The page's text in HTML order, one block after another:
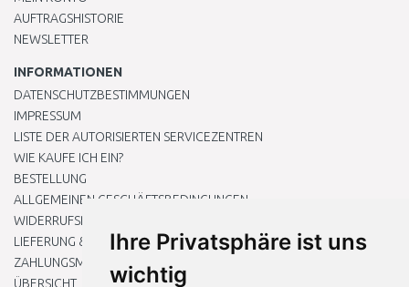
Ihre Privatsphäre ist uns
wichtig
AUFTRAGSHISTORIE
NEWSLETTER
INFORMATIONEN
DATENSCHUTZBESTIMMUNGEN
IMPRESSUM
LISTE DER AUTORISIERTEN SERVICEZENTREN
WIE KAUFE ICH EIN?
BESTELLUNG
ALLGEMEINEN GESCHÄFTSBEDINGUNGEN
WIDERRUFSRECHT
LIEFERUNG & ZAHLUNG
ZAHLUNGSMETHODEN
ÜBERSICHT